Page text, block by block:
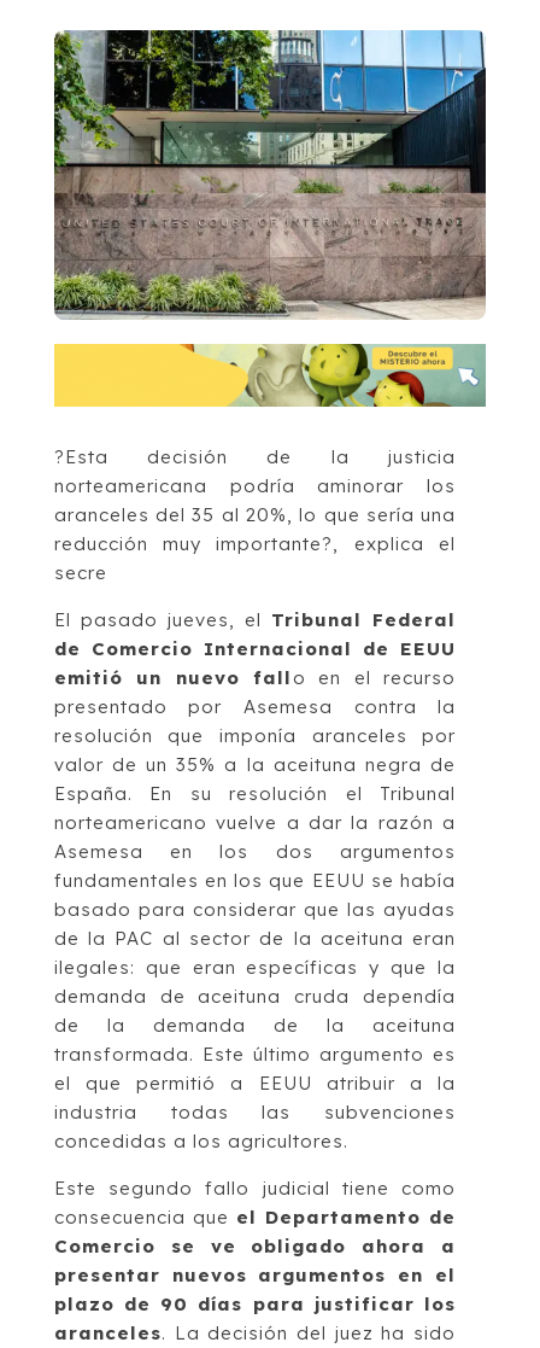
?Esta decisión de la justicia
norteamericana podría aminorar los
aranceles del 35 al 20%, lo que sería una
reducción muy importante?, explica el
secre
El pasado jueves, el Tribunal Federal
de Comercio Internacional de EEUU
emitió un nuevo fall o en el recurso
presentado por Asemesa contra la
resolución que imponía aranceles por
valor de un 35% a la aceituna negra de
España. En su resolución el Tribunal
norteamericano vuelve a dar la razón a
Asemesa en los dos argumentos
fundamentales en los que EEUU se había
basado para considerar que las ayudas
de la PAC al sector de la aceituna eran
ilegales: que eran específicas y que la
demanda de aceituna cruda dependía
de la demanda de la aceituna
transformada. Este último argumento es
el que permitió a EEUU atribuir a la
industria todas las subvenciones
concedidas a los agricultores.
Este segundo fallo judicial tiene como
consecuencia que el Departamento de
Comercio se ve obligado ahora a
presentar nuevos argumentos en el
plazo de 90 días para justificar los
aranceles. La decisión del juez ha sido